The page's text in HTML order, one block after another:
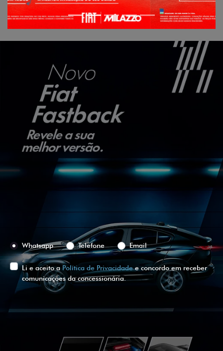
ESTOU INTERESSADO
Versão escolhida
Whatsapp
Telefone Email
Li e aceito a Política de Privacidadee concordo em receber
comunicações da concessionária.